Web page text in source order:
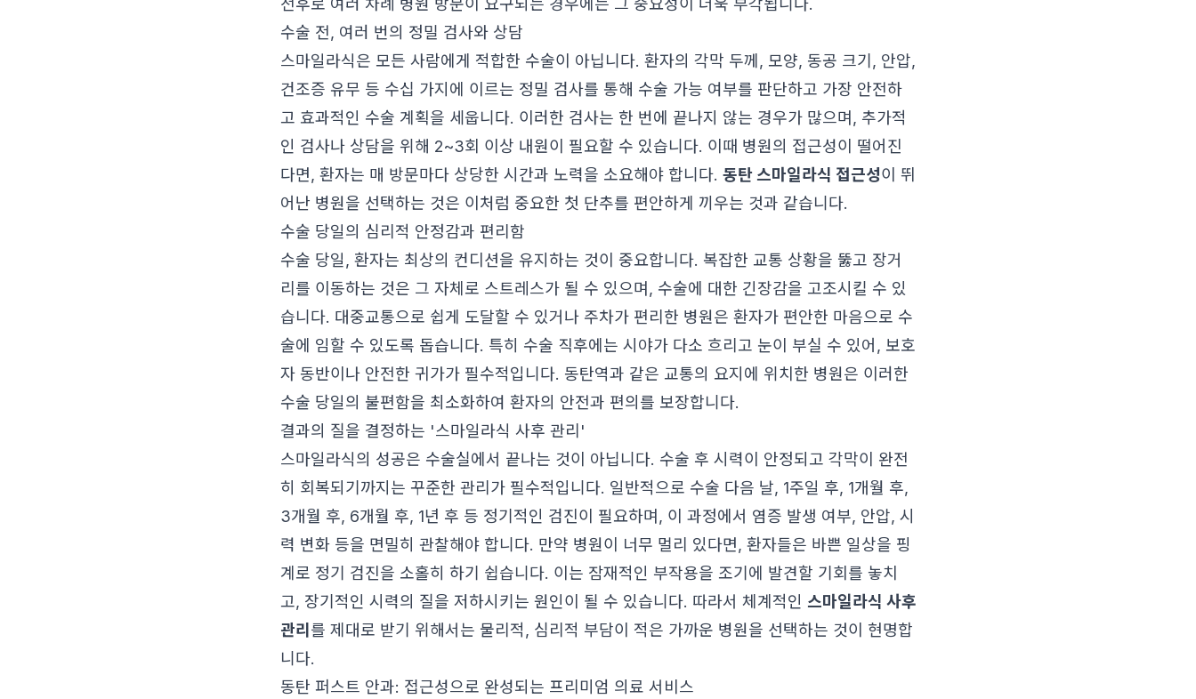
전후로 여러 차례 병원 방문이 요구되는 경우에는 그 중요성이 더욱 부각됩니다.
수술 전, 여러 번의 정밀 검사와 상담
스마일라식은 모든 사람에게 적합한 수술이 아닙니다. 환자의 각막 두께, 모양, 동공 크기, 안압,
건조증 유무 등 수십 가지에 이르는 정밀 검사를 통해 수술 가능 여부를 판단하고 가장 안전하
고 효과적인 수술 계획을 세웁니다. 이러한 검사는 한 번에 끝나지 않는 경우가 많으며, 추가적
인 검사나 상담을 위해 2~3회 이상 내원이 필요할 수 있습니다. 이때 병원의 접근성이 떨어진
다면, 환자는 매 방문마다 상당한 시간과 노력을 소요해야 합니다. 동탄 스마일라식 접근성이 뛰
어난 병원을 선택하는 것은 이처럼 중요한 첫 단추를 편안하게 끼우는 것과 같습니다.
수술 당일의 심리적 안정감과 편리함
수술 당일, 환자는 최상의 컨디션을 유지하는 것이 중요합니다. 복잡한 교통 상황을 뚫고 장거
리를 이동하는 것은 그 자체로 스트레스가 될 수 있으며, 수술에 대한 긴장감을 고조시킬 수 있
습니다. 대중교통으로 쉽게 도달할 수 있거나 주차가 편리한 병원은 환자가 편안한 마음으로 수
술에 임할 수 있도록 돕습니다. 특히 수술 직후에는 시야가 다소 흐리고 눈이 부실 수 있어, 보호
자 동반이나 안전한 귀가가 필수적입니다. 동탄역과 같은 교통의 요지에 위치한 병원은 이러한
수술 당일의 불편함을 최소화하여 환자의 안전과 편의를 보장합니다.
결과의 질을 결정하는 '스마일라식 사후 관리'
스마일라식의 성공은 수술실에서 끝나는 것이 아닙니다. 수술 후 시력이 안정되고 각막이 완전
히 회복되기까지는 꾸준한 관리가 필수적입니다. 일반적으로 수술 다음 날, 1주일 후, 1개월 후,
3개월 후, 6개월 후, 1년 후 등 정기적인 검진이 필요하며, 이 과정에서 염증 발생 여부, 안압, 시
력 변화 등을 면밀히 관찰해야 합니다. 만약 병원이 너무 멀리 있다면, 환자들은 바쁜 일상을 핑
계로 정기 검진을 소홀히 하기 쉽습니다. 이는 잠재적인 부작용을 조기에 발견할 기회를 놓치
고, 장기적인 시력의 질을 저하시키는 원인이 될 수 있습니다. 따라서 체계적인 스마일라식 사후
관리 를 제대로 받기 위해서는 물리적, 심리적 부담이 적은 가까운 병원을 선택하는 것이 현명합
니다.
동탄 퍼스트 안과: 접근성으로 완성되는 프리미엄 의료 서비스